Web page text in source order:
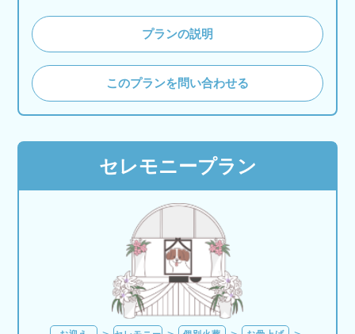
プランの説明
このプランを問い合わせる
セレモニープラン